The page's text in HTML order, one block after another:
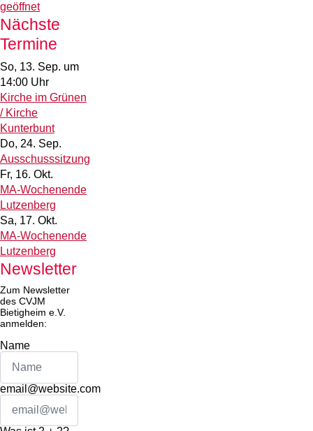
geöffnet
Nächste
Termine
So, 13. Sep. um
14:00 Uhr
Kirche im Grünen
/ Kirche
Kunterbunt
Do, 24. Sep.
Ausschusssitzung
Fr, 16. Okt.
MA-Wochenende
Lutzenberg
Sa, 17. Okt.
MA-Wochenende
Lutzenberg
Newsletter
Zum Newsletter
des CVJM
Bietigheim e.V.
anmelden:
Name
email@website.com